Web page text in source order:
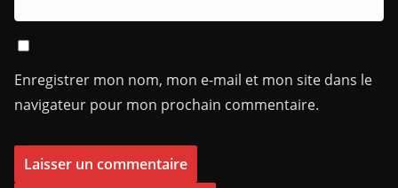
Enregistrer mon nom, mon e-mail et mon site dans le
navigateur pour mon prochain commentaire.